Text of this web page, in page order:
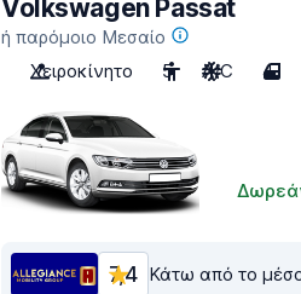
Volkswagen Passat
ή παρόμοιο Μεσαίο
Χειροκίνητο
5 A/C 4
7,4 Κάτω από το